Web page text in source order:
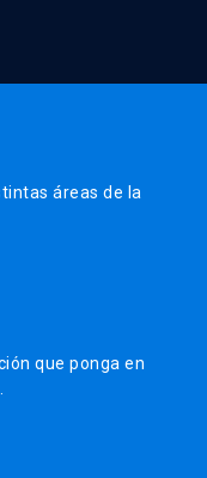
áreas de la
que ponga en